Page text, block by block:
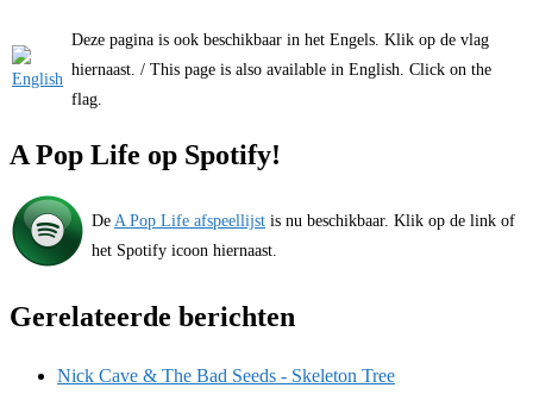
Deze pagina is ook beschikbaar in het Engels. Klik op de vlag
hiernaast. / This page is also available in English. Click on the
flag.
A Pop Life op Spotify!
De A Pop Life afspeellijst is nu beschikbaar. Klik op de link of
het Spotify icoon hiernaast.
Gerelateerde berichten
Nick Cave & The Bad Seeds - Skeleton Tree